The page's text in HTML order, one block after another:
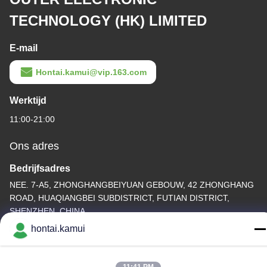
TECHNOLOGY (HK) LIMITED
E-mail
Hontai.kamui@vip.163.com
Werktijd
11:00-21:00
Ons adres
Bedrijfsadres
NEE. 7-A5, ZHONGHANGBEIYUAN GEBOUW, 42 ZHONGHANG
ROAD, HUAQIANGBEI SUBDISTRICT, FUTIAN DISTRICT,
SHENZHEN, CHINA
Fabrieksadres
hontai.kamui